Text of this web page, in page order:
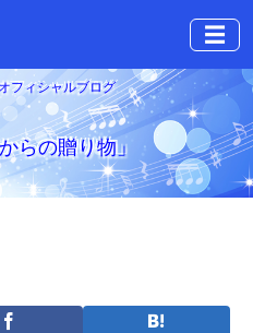
☰
フィシャルブログ
らの贈り物」